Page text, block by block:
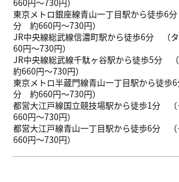
660円～730円）
東京メトロ銀座線青山一丁目駅から徒歩6
分 約660円～730円）
JR中央線総武線信濃町駅から徒歩6分 （
60円～730円）
JR中央線総武線千駄ヶ谷駅から徒歩5分
約660円～730円）
東京メトロ半蔵門線青山一丁目駅から徒
分 約660円～730円）
都営大江戸線国立競技場駅から徒歩1分
660円～730円）
都営大江戸線青山一丁目駅から徒歩6分
660円～730円）